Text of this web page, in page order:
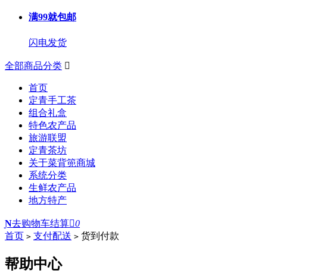
满99就包邮
闪电发货
全部商品分类 
首页
定青手工茶
组合礼盒
特色农产品
旅游联盟
定青茶坊
关于菜背篼商城
系统分类
生鲜农产品
地方特产
Ɲ去购物车结算0
首页 > 支付配送 > 货到付款
帮助中心